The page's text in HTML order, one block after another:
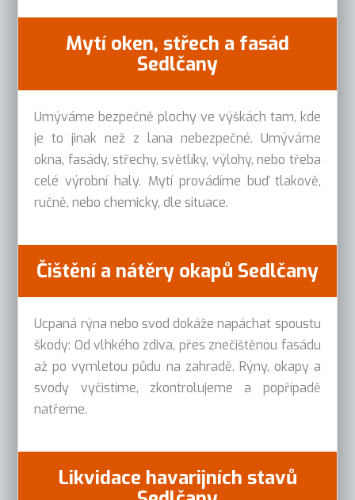
Mytí oken, střech a fasád
Sedlčany
Umýváme bezpečně plochy ve výškách tam, kde
je to jinak než z lana nebezpečné. Umýváme
okna, fasády, střechy, světlíky, výlohy, nebo třeba
celé výrobní haly. Mytí provádíme buď tlakově,
ručně, nebo chemicky, dle situace.
Čištění a nátěry okapů Sedlčany
Ucpaná rýna nebo svod dokáže napáchat spoustu
škody: Od vlhkého zdiva, přes znečištěnou fasádu
až po vymletou půdu na zahradě. Rýny, okapy a
svody vyčistíme, zkontrolujeme a popřípadě
natřeme.
Likvidace havarijních stavů